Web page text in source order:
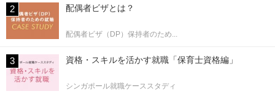
配偶者ビザとは？
配偶者ビザ（DP）保持者のため...
資格・スキルを活かす就職「保育士資格編」
シンガポール就職ケーススタディ